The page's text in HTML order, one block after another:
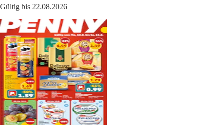
Gültig bis 22.08.2026